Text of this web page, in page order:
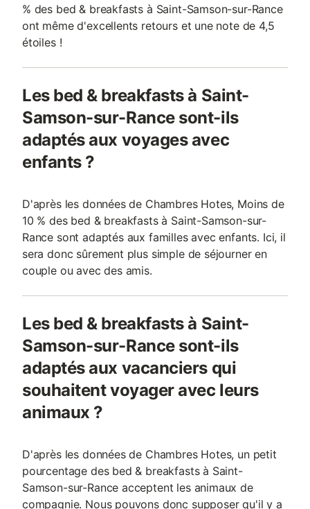
% des bed & breakfasts à Saint-Samson-sur-Rance
ont même d'excellents retours et une note de 4,5
étoiles !
Les bed & breakfasts à Saint-
Samson-sur-Rance sont-ils
adaptés aux voyages avec
enfants ?
D'après les données de Chambres Hotes, Moins de
10 % des bed & breakfasts à Saint-Samson-sur-
Rance sont adaptés aux familles avec enfants. Ici, il
sera donc sûrement plus simple de séjourner en
couple ou avec des amis.
Les bed & breakfasts à Saint-
Samson-sur-Rance sont-ils
adaptés aux vacanciers qui
souhaitent voyager avec leurs
animaux ?
D'après les données de Chambres Hotes, un petit
pourcentage des bed & breakfasts à Saint-
Samson-sur-Rance acceptent les animaux de
compagnie. Nous pouvons donc supposer qu'il y a